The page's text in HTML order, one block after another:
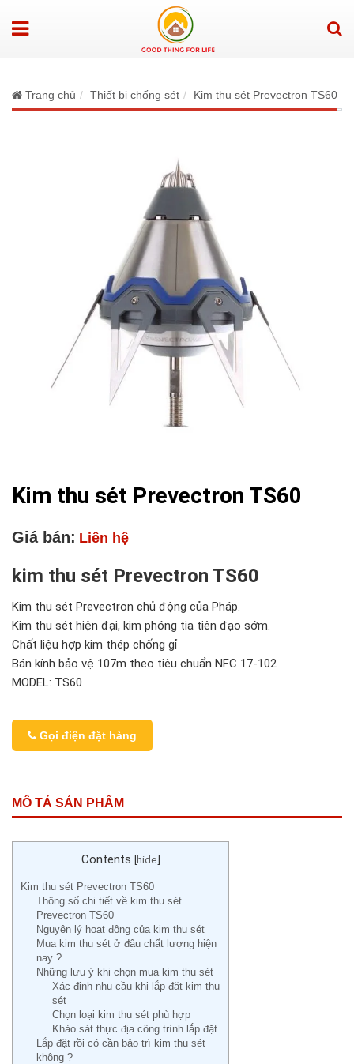
Trang chủ Thiết bị chống sét Kim thu sét Prevectron TS60
Kim thu sét Prevectron TS60
Giá bán: Liên hệ
kim thu sét Prevectron TS60
Kim thu sét Prevectron chủ động của Pháp.
Kim thu sét hiện đại, kim phóng tia tiên đạo sớm.
Chất liệu hợp kim thép chống gỉ
Bán kính bảo vệ 107m theo tiêu chuẩn NFC 17-102
MODEL: TS60
Gọi điện đặt hàng
MÔ TẢ SẢN PHẨM
Contents [hide]
Kim thu sét Prevectron TS60
Thông số chi tiết về kim thu sét
Prevectron TS60
Nguyên lý hoạt động của kim thu sét
Mua kim thu sét ở đâu chất lượng hiện
nay ?
Những lưu ý khi chọn mua kim thu sét
Xác định nhu cầu khi lắp đặt kim thu
sét
Chọn loại kim thu sét phù hợp
Khảo sát thực địa công trình lắp đặt
Lắp đặt rồi có cần bảo trì kim thu sét
không ?